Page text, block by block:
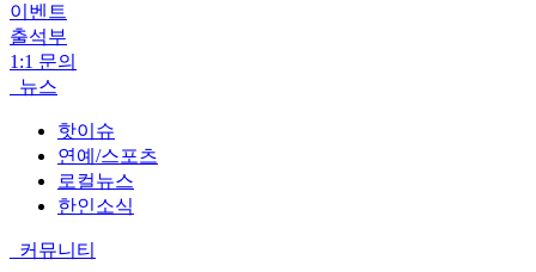
이벤트
출석부
1:1 문의
뉴스
핫이슈
연예/스포츠
로컬뉴스
한인소식
커뮤니티